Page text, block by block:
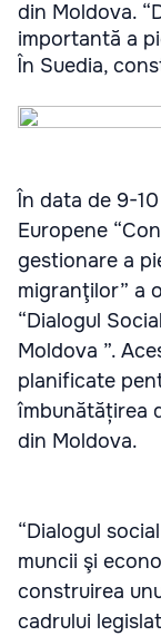
din Moldova.
importantă a
În Suedia,
În data de 9-
Europene
gestionare a
migranţilor” a
“Dialogul
Moldova ”.
planificate
îmbunătățirea
din Moldova.
“Dialogul
muncii şi
construirea
cadrului